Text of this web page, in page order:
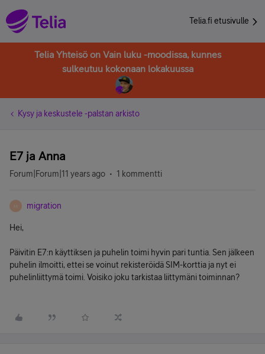
Telia.fi etusivulle
Telia Yhteisö on Vain luku -moodissa, kunnes
sulkeutuu kokonaan lokakuussa
Kysy ja keskustele -palstan arkisto
E7 ja Anna
Forum|Forum|11 years ago 1 kommentti
M migration
Hei,
Päivitin E7:n käyttiksen ja puhelin toimi hyvin pari tuntia. Sen jälkeen
puhelin ilmoitti, ettei se voinut rekisteröidä SIM-korttia ja nyt ei
puhelinliittymä toimi. Voisiko joku tarkistaa liittymäni toiminnan?